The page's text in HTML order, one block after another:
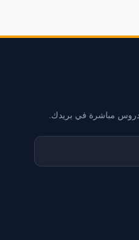
مباشرة في بريدك.